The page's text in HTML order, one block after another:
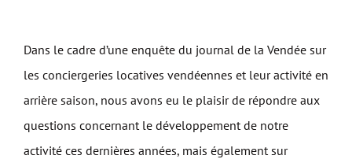
Dans le cadre d’une enquête du journal de la Vendée sur
les conciergeries locatives vendéennes et leur activité en
arrière saison, nous avons eu le plaisir de répondre aux
questions concernant le développement de notre
activité ces dernières années, mais également sur